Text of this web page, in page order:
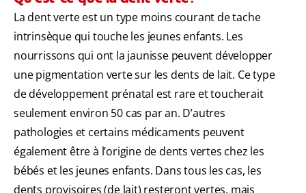
La dent verte est un type moins courant de tache
intrinsèque qui touche les jeunes enfants. Les
nourrissons qui ont la jaunisse peuvent développer
une pigmentation verte sur les dents de lait. Ce type
de développement prénatal est rare et toucherait
seulement environ 50 cas par an. D’autres
pathologies et certains médicaments peuvent
également être à l’origine de dents vertes chez les
bébés et les jeunes enfants. Dans tous les cas, les
dents provisoires (de lait) resteront vertes, mais